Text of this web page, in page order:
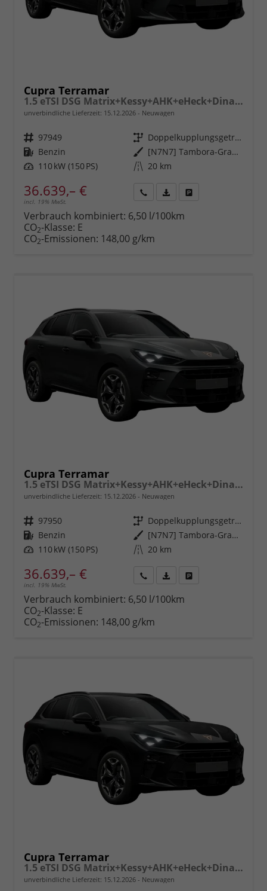
Cupra Terramar
1.5 eTSI DSG Matrix+Kessy+AHK+eHeck+Dinamica+CarPlay+eHeck+GV5
unverbindliche Lieferzeit: 15.12.2026 Neuwagen
Fahrzeugnr. 97949 Getriebe
Doppelkupplungsgetriebe (DSG)
Kraftstoff Benzin Außenfarbe
[N7N7] Tambora-Grau Metallic
Leistung 110 kW (150 PS) Kilometerstand 20 km
36.639,– €
incl. 19% MwSt.
anfordern
Datei,
Verbrauch kombiniert: 6,50 l/100km
CO2-Klasse: E
CO2-Emissionen: 148,00 g/km
Cupra Terramar
1.5 eTSI DSG Matrix+Kessy+AHK+eHeck+Dinamica+CarPlay+eHeck+GV5
unverbindliche Lieferzeit: 15.12.2026 Neuwagen
Fahrzeugnr. 97950 Getriebe
Doppelkupplungsgetriebe (DSG)
Kraftstoff Benzin Außenfarbe
[N7N7] Tambora-Grau Metallic
Leistung 110 kW (150 PS) Kilometerstand 20 km
36.639,– €
incl. 19% MwSt.
anfordern
Datei,
Verbrauch kombiniert: 6,50 l/100km
CO2-Klasse: E
CO2-Emissionen: 148,00 g/km
Cupra Terramar
1.5 eTSI DSG Matrix+Kessy+AHK+eHeck+Dinamica+CarPlay+eHeck+GV5
unverbindliche Lieferzeit: 15.12.2026 Neuwagen